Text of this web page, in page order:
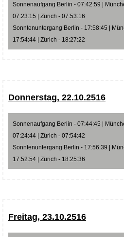
Sonnenaufgang Berlin - 07:42:59 |
07:23:15 | Zürich - 07:53:16
Sonntenuntergang Berlin - 17:58:45 |
17:54:44 | Zürich - 18:27:22
Donnerstag, 22.10.2516
Sonnenaufgang Berlin - 07:44:45 |
07:24:44 | Zürich - 07:54:42
Sonntenuntergang Berlin - 17:56:39 |
17:52:54 | Zürich - 18:25:36
Freitag, 23.10.2516